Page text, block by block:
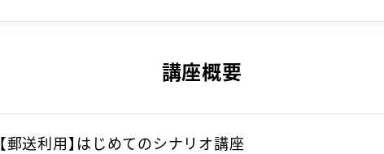
講座概要
【郵送利用】はじめてのシナリオ講座